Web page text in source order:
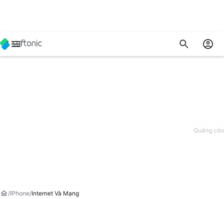
IPhone Internet Và Mạng